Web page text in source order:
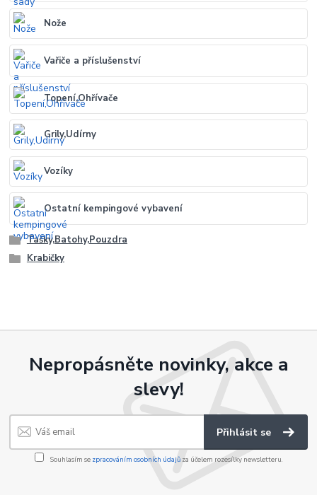
Nože
Vařiče a příslušenství
Topení,Ohřívače
Grily,Udírny
Vozíky
Ostatní kempingové vybavení
Tašky,Batohy,Pouzdra
Krabičky
Nepropásněte novinky, akce a
slevy!
Přihlásit se
Souhlasím se zpracováním osobních údajůza účelem rozesílky newsletteru.